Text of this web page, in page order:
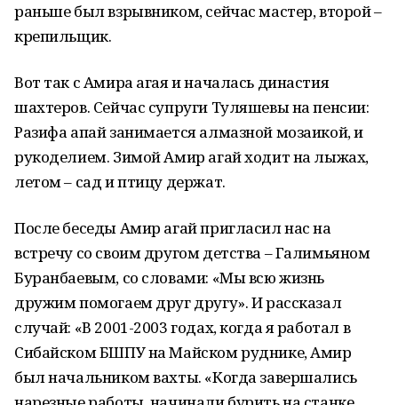
раньше был взрывником, сейчас мастер, второй –
крепильщик.
Вот так с Амира агая и началась династия
шахтеров. Сейчас супруги Туляшевы на пенсии:
Разифа апай занимается алмазной мозаикой, и
рукоделием. Зимой Амир агай ходит на лыжах,
летом – сад и птицу держат.
После беседы Амир агай пригласил нас на
встречу со своим другом детства – Галимьяном
Буранбаевым, со словами: «Мы всю жизнь
дружим помогаем друг другу». И рассказал
случай: «В 2001-2003 годах, когда я работал в
Сибайском БШПУ на Майском руднике, Амир
был начальником вахты. «Когда завершались